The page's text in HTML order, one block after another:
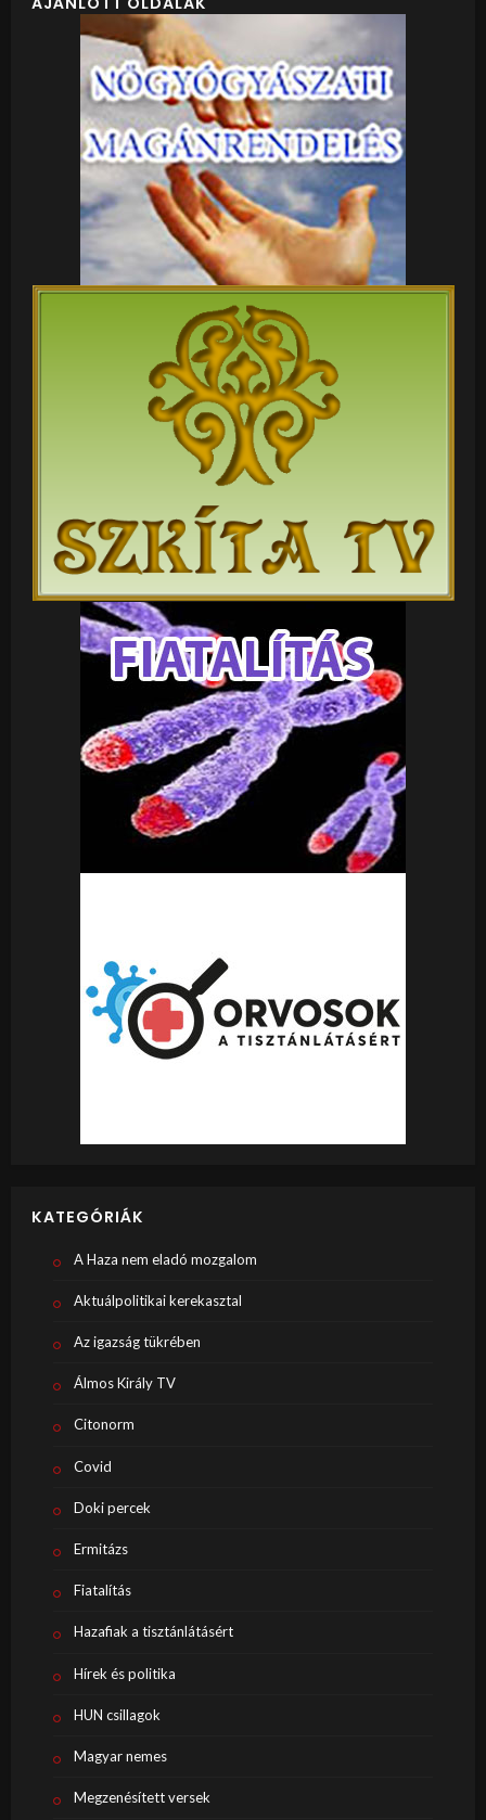
KATEGÓRIÁK
A Haza nem eladó mozgalom
Aktuálpolitikai kerekasztal
Az igazság tükrében
Álmos Király TV
Citonorm
Covid
Doki percek
Ermitázs
Fiatalítás
Hazafiak a tisztánlátásért
Hírek és politika
HUN csillagok
Magyar nemes
Megzenésített versek